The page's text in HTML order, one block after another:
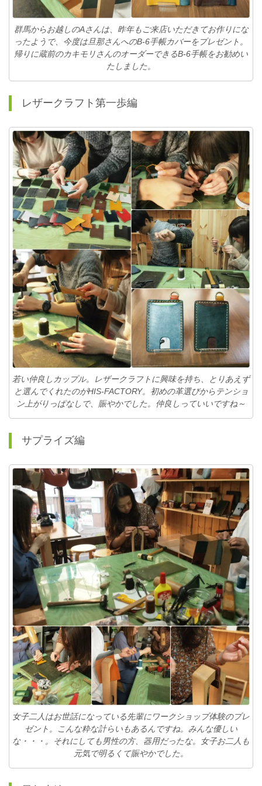
群馬からお越しのAさんは、昨年もご来店いただきてお作りにな
ったようで、今度は旦那さんへのB-6手帳カバーをプレゼント。
帰りに蔵前のカキモリさんのオーダーできるB-6手帳をお勧めい
たしました。
レザークラフト第一歩編
若い仲良しカップル。レザークラフトに興味を持ち、とりあえず
と選んでくれたのがHIS-FACTORY。初めの革選びからテンショ
ン上がりっぱなしで、賑やかでした。仲良しっていいですね～
サプライズ編
女子二人はお世話になっている先輩にワークショップ体験のプレ
ゼント。こんな粋な計らいもあるんですね。みんな優しい
な・・・。それにしても男性の方、器用だったな。女子お二人も
元気で明るくて賑やかでした。